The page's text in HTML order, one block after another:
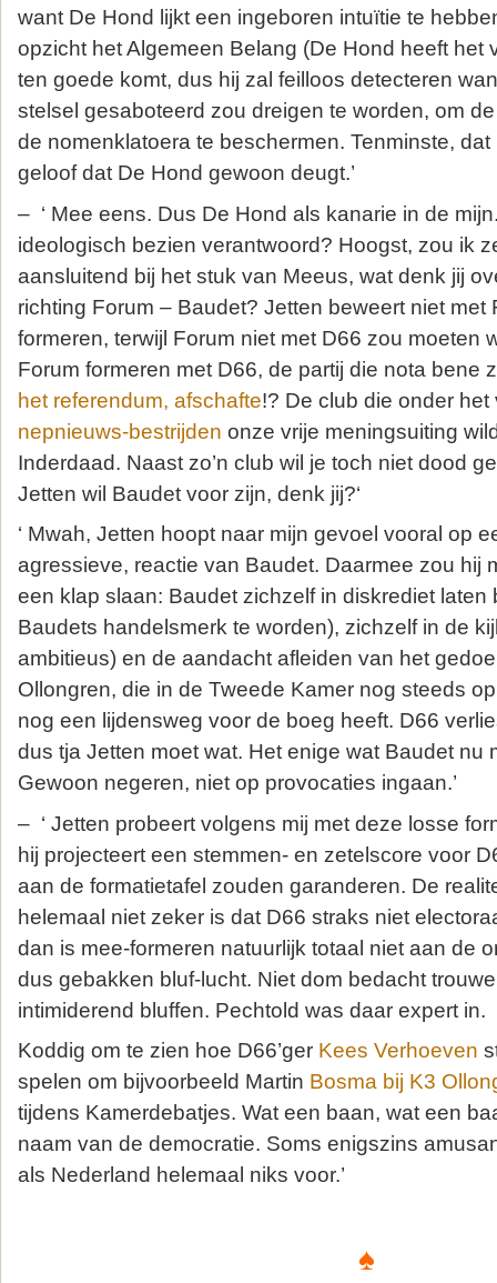
want De Hond lijkt een ingeboren intuïtie te
opzicht het Algemeen Belang (De Hond heeft het
ten goede komt, dus hij zal feilloos detecteren
stelsel gesaboteerd zou dreigen te worden, om
de nomenklatoera te beschermen. Tenminste,
geloof dat De Hond gewoon deugt.’
– ‘ Mee eens. Dus De Hond als kanarie in de
ideologisch bezien verantwoord? Hoogst, zou ik
aansluitend bij het stuk van Meeus, wat denk jij
richting Forum – Baudet? Jetten beweert niet met
formeren, terwijl Forum niet met D66 zou moeten
Forum formeren met D66, de partij die nota bene
het referendum, afschafte!? De club die onder
nepnieuws-bestrijden onze vrije meningsuiting
Inderdaad. Naast zo’n club wil je toch niet dood
Jetten wil Baudet voor zijn, denk jij?‘
‘ Mwah, Jetten hoopt naar mijn gevoel vooral op
agressieve, reactie van Baudet. Daarmee zou hij
een klap slaan: Baudet zichzelf in diskrediet laten
Baudets handelsmerk te worden), zichzelf in de
ambitieus) en de aandacht afleiden van het
Ollongren, die in de Tweede Kamer nog steeds
nog een lijdensweg voor de boeg heeft. D66
dus tja Jetten moet wat. Het enige wat Baudet nu
Gewoon negeren, niet op provocaties ingaan.’
– ‘ Jetten probeert volgens mij met deze losse
hij projecteert een stemmen- en zetelscore voor
aan de formatietafel zouden garanderen. De
helemaal niet zeker is dat D66 straks niet
dan is mee-formeren natuurlijk totaal niet aan de
dus gebakken bluf-lucht. Niet dom bedacht
intimiderend bluffen. Pechtold was daar expert in.
Koddig om te zien hoe D66’ger Kees Verhoeven
spelen om bijvoorbeeld Martin Bosma bij K3
tijdens Kamerdebatjes. Wat een baan, wat een
naam van de democratie. Soms enigszins
als Nederland helemaal niks voor.’
♠